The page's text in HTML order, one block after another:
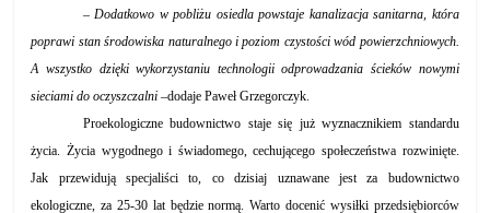
– Dodatkowo w pobliżu osiedla powstaje kanalizacja sanitarna, która
poprawi stan środowiska naturalnego i poziom czystości wód powierzchniowych.
A wszystko dzięki wykorzystaniu technologii odprowadzania ścieków nowymi
sieciami do oczyszczalni –dodaje Paweł Grzegorczyk.
Proekologiczne budownictwo staje się już wyznacznikiem standardu
życia. Życia wygodnego i świadomego, cechującego społeczeństwa rozwinięte.
Jak przewidują specjaliści to, co dzisiaj uznawane jest za budownictwo
ekologiczne, za 25-30 lat będzie normą. Warto docenić wysiłki przedsiębiorców